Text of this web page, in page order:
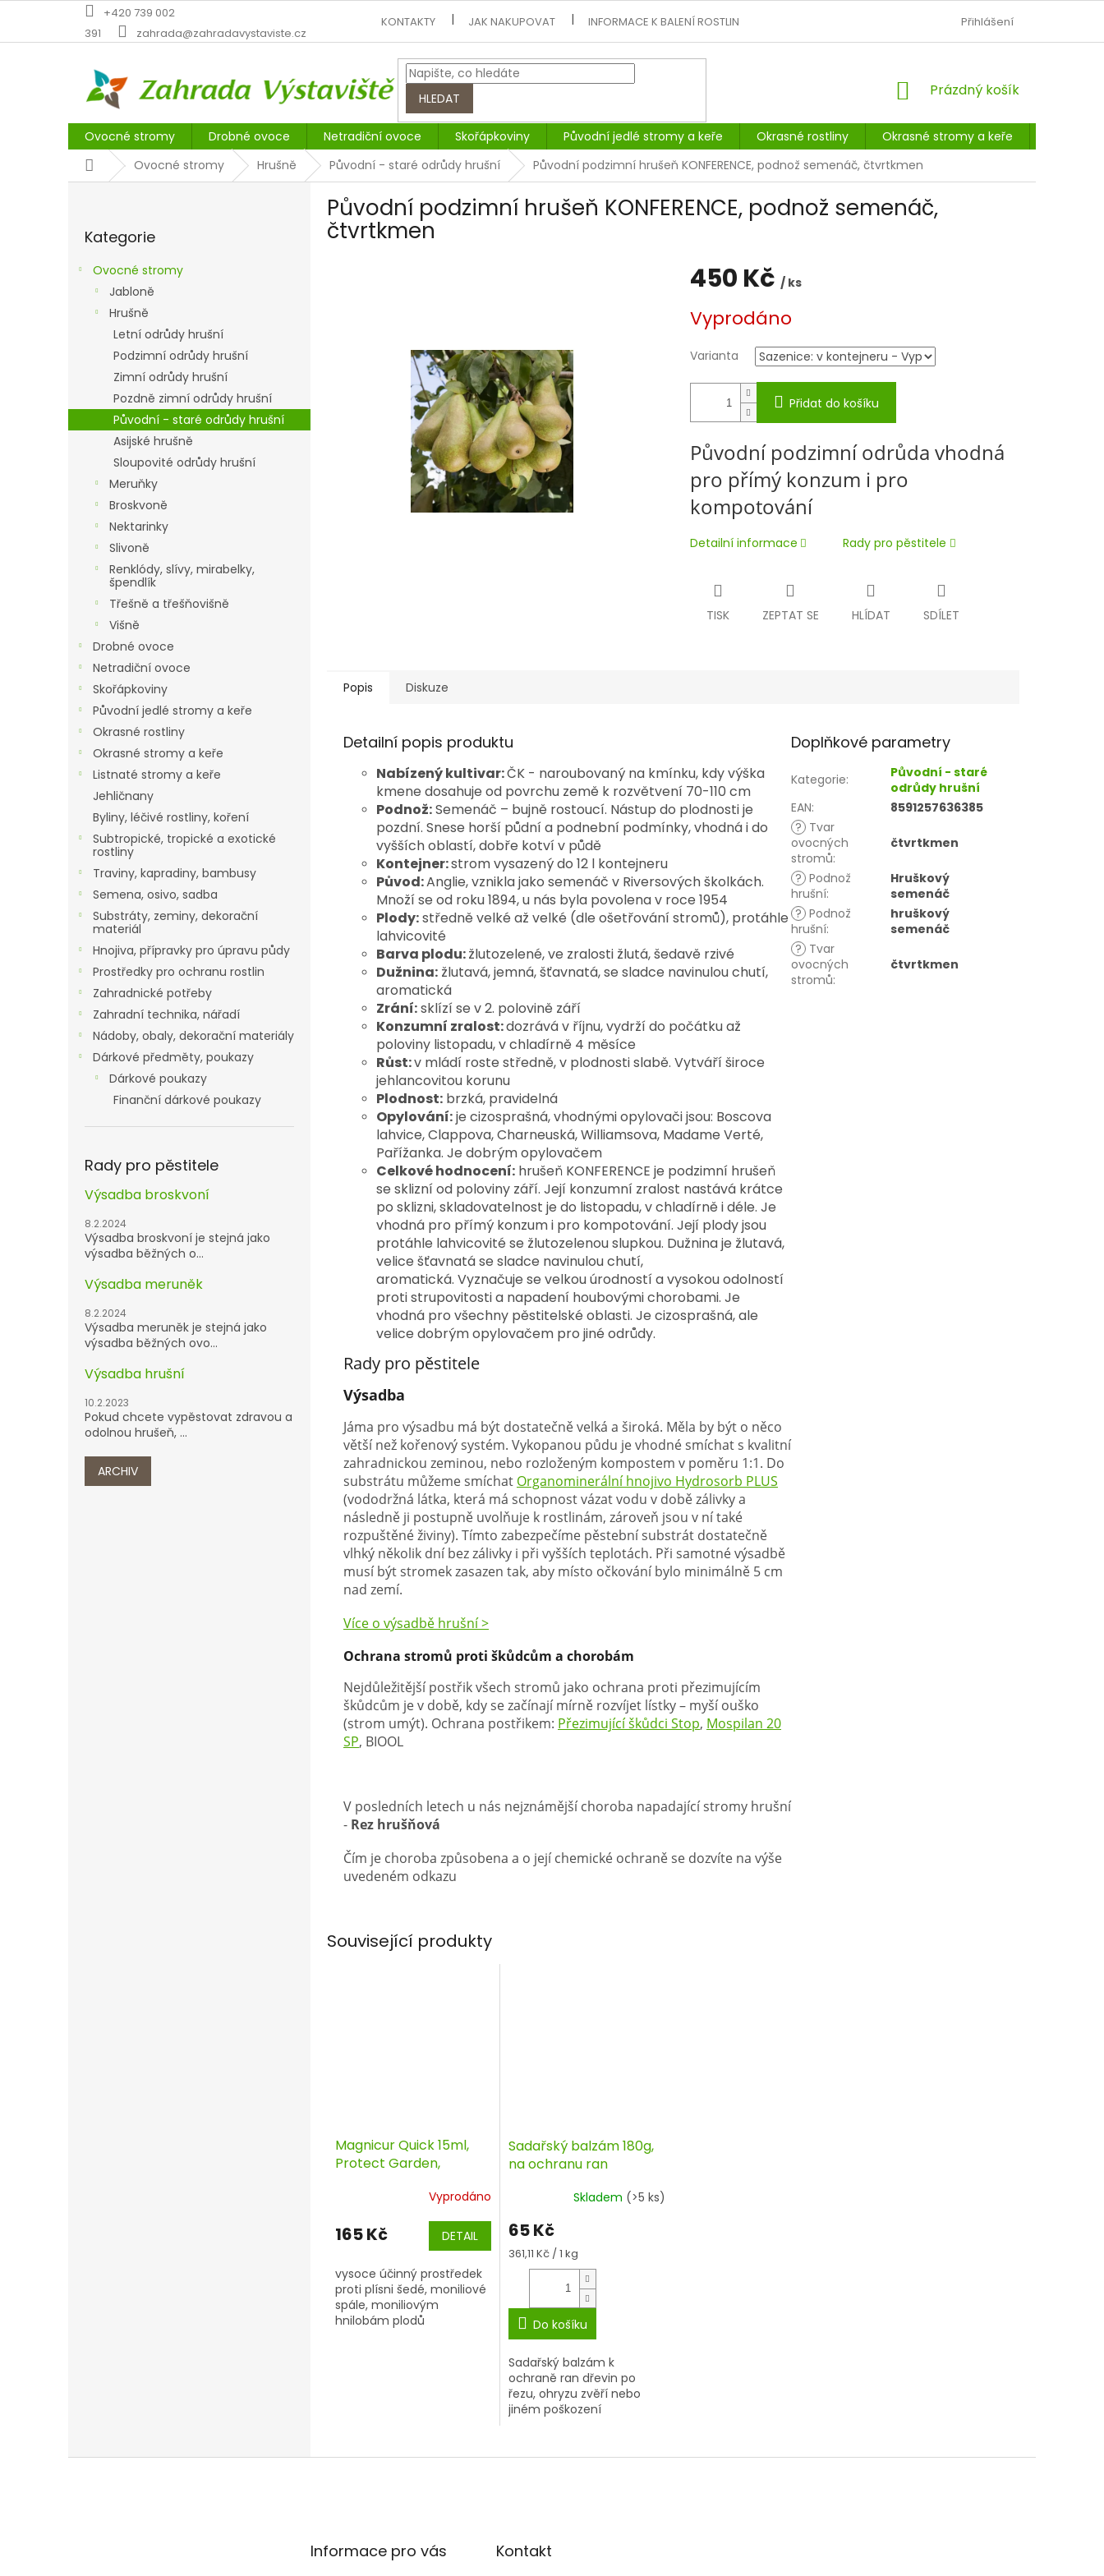
obsah
+420 739 002
391
zahrada@zahradavystaviste.cz
KONTAKTY JAK NAKUPOVAT INFORMACE K BALENÍ ROSTLIN PODMÍNKY OCHRANY OSOBNÍCH
Přihlášení
HLEDAT
NÁKUPNÍ
Prázdný košík
Ovocné stromy Drobné ovoce Netradiční ovoce Skořápkoviny Původní jedlé stromy a keře Okrasné rostliny Okrasné stromy a keře
DomůOvocné stromy Hrušně Původní - staré odrůdy hrušní Původní podzimní hrušeň KONFERENCE, podnož semenáč, čtvrtkmen
e
l
kategorie
Kategorie
Ovocné stromy
Jabloně
Hrušně
Letní odrůdy hrušní
Podzimní odrůdy hrušní
Zimní odrůdy hrušní
Pozdně zimní odrůdy hrušní
Původní - staré odrůdy hrušní
Asijské hrušně
Sloupovité odrůdy hrušní
Meruňky
Broskvoně
Nektarinky
Slivoně
Renklódy, slívy, mirabelky,
špendlík
Třešně a třešňovišně
Višně
Drobné ovoce
Netradiční ovoce
Skořápkoviny
Původní jedlé stromy a keře
Okrasné rostliny
Okrasné stromy a keře
Listnaté stromy a keře
Jehličnany
Byliny, léčivé rostliny, koření
Subtropické, tropické a exotické
rostliny
Traviny, kapradiny, bambusy
Semena, osivo, sadba
Substráty, zeminy, dekorační
materiál
Hnojiva, přípravky pro úpravu půdy
Prostředky pro ochranu rostlin
Zahradnické potřeby
Zahradní technika, nářadí
Nádoby, obaly, dekorační materiály
Dárkové předměty, poukazy
Dárkové poukazy
Finanční dárkové poukazy
Rady pro pěstitele
Výsadba broskvoní
8.2.2024
Výsadba broskvoní je stejná jako
výsadba běžných o...
Výsadba meruněk
8.2.2024
Výsadba meruněk je stejná jako
výsadba běžných ovo...
Výsadba hrušní
10.2.2023
Pokud chcete vypěstovat zdravou a
odolnou hrušeň, ...
ARCHIV
Původní podzimní hrušeň KONFERENCE, podnož semenáč,
čtvrtkmen
450 Kč / ks
cena:
Vyprodáno
Varianta
Přidat do košíku
Původní podzimní odrůda vhodná
pro přímý konzum i pro
kompotování
Detailní informace Rady pro pěstitele
TISK ZEPTAT SE HLÍDAT SDÍLET
Popis Diskuze
Detailní popis produktu
Nabízený kultivar:ČK - naroubovaný na kmínku, kdy výška
kmene dosahuje od povrchu země k rozvětvení 70-110 cm
Podnož:Semenáč – bujně rostoucí. Nástup do plodnosti je
pozdní. Snese horší půdní a podnební podmínky, vhodná i do
vyšších oblastí, dobře kotví v půdě
Kontejner:strom vysazený do 12 l kontejneru
Původ:Anglie, vznikla jako semenáč v Riversových školkách.
Množí se od roku 1894, u nás byla povolena v roce 1954
Plody:středně velké až velké (dle ošetřování stromů), protáhle
lahvicovité
Barva plodu:žlutozelené, ve zralosti žlutá, šedavě rzivé
Dužnina: žlutavá, jemná, šťavnatá, se sladce navinulou chutí,
aromatická
Zrání:sklízí se v 2. polovině září
Konzumní zralost:dozrává v říjnu, vydrží do počátku až
poloviny listopadu, v chladírně 4 měsíce
Růst:v mládí roste středně, v plodnosti slabě. Vytváří široce
jehlancovitou korunu
Plodnost: brzká, pravidelná
Opylování:je cizosprašná, vhodnými opylovači jsou: Boscova
lahvice, Clappova, Charneuská, Williamsova, Madame Verté,
Pařížanka. Je dobrým opylovačem
Celkové hodnocení: hrušeň KONFERENCE je podzimní hrušeň
se sklizní od poloviny září. Její konzumní zralost nastává krátce
po sklizni, skladovatelnost je do listopadu, v chladírně i déle. Je
vhodná pro přímý konzum i pro kompotování. Její plody jsou
protáhle lahvicovité se žlutozelenou slupkou. Dužnina je žlutavá,
velice šťavnatá se sladce navinulou chutí,
aromatická. Vyznačuje se velkou úrodností a vysokou odolností
proti strupovitosti a napadení houbovými chorobami. Je
vhodná pro všechny pěstitelské oblasti. Je cizosprašná, ale
velice dobrým opylovačem pro jiné odrůdy.
Rady pro pěstitele
Výsadba
Jáma pro výsadbu má být dostatečně velká a široká. Měla by být o něco
větší než kořenový systém. Vykopanou půdu je vhodné smíchat s kvalitní
zahradnickou zeminou, nebo rozloženým kompostem v poměru 1:1. Do
substrátu můžeme smíchat Organominerální hnojivo Hydrosorb PLUS
(vododržná látka, která má schopnost vázat vodu v době zálivky a
následně ji postupně uvolňuje k rostlinám, zároveň jsou v ní také
rozpuštěné živiny). Tímto zabezpečíme pěstební substrát dostatečně
vlhký několik dní bez zálivky i při vyšších teplotách. Při samotné výsadbě
musí být stromek zasazen tak, aby místo očkování bylo minimálně 5 cm
nad zemí.
Více o výsadbě hrušní >
Ochrana stromů proti škůdcům a chorobám
Nejdůležitější postřik všech stromů jako ochrana proti přezimujícím
škůdcům je v době, kdy se začínají mírně rozvíjet lístky – myší ouško
(strom umýt). Ochrana postřikem: Přezimující škůdci Stop, Mospilan 20
SP, BIOOL
V posledních letech u nás nejznámější choroba napadající stromy hrušní
- Rez hrušňová
Čím je choroba způsobena a o její chemické ochraně se dozvíte na výše
uvedeném odkazu
Doplňkové parametry
Kategorie:
Původní - staré
odrůdy hrušní
EAN:
8591257636385
? Tvar
ovocných
stromů:
čtvrtkmen
? Podnož
hrušní:
Hruškový
semenáč
? Podnož
hrušní:
hruškový
semenáč
? Tvar
ovocných
stromů:
čtvrtkmen
Související produkty
Magnicur Quick 15ml,
Protect Garden,
Vyprodáno
165 Kč DETAIL
vysoce účinný prostředek
proti plísni šedé, moniliové
spále, moniliovým
hnilobám plodů
Sadařský balzám 180g,
na ochranu ran
lesních dřevinSkladem (>5 ks)
65 Kč
Měrná
cena:
361,11 Kč / 1 kg
Do košíku
Sadařský balzám k
ochraně ran dřevin po
řezu, ohryzu zvěří nebo
jiném poškození
Informace pro vás Kontakt